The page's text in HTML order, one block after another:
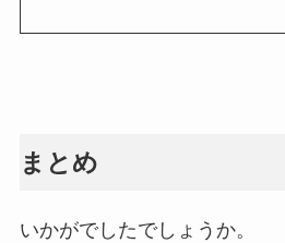
まとめ
いかがでしたでしょうか。